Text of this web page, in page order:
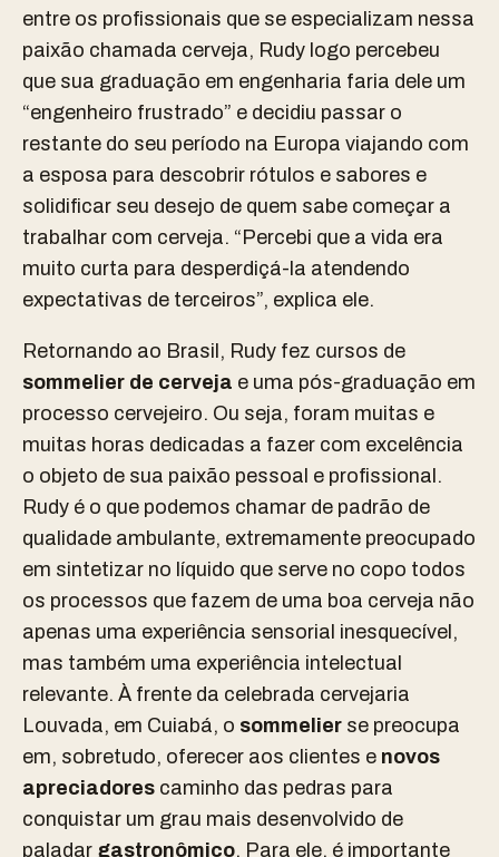
entre os profissionais que se especializam nessa
paixão chamada cerveja, Rudy logo percebeu
que sua graduação em engenharia faria dele um
“engenheiro frustrado” e decidiu passar o
restante do seu período na Europa viajando com
a esposa para descobrir rótulos e sabores e
solidificar seu desejo de quem sabe começar a
trabalhar com cerveja. “Percebi que a vida era
muito curta para desperdiçá-la atendendo
expectativas de terceiros”, explica ele.
Retornando ao Brasil, Rudy fez cursos de
sommelier de cerveja e uma pós-graduação em
processo cervejeiro. Ou seja, foram muitas e
muitas horas dedicadas a fazer com excelência
o objeto de sua paixão pessoal e profissional.
Rudy é o que podemos chamar de padrão de
qualidade ambulante, extremamente preocupado
em sintetizar no líquido que serve no copo todos
os processos que fazem de uma boa cerveja não
apenas uma experiência sensorial inesquecível,
mas também uma experiência intelectual
relevante. À frente da celebrada cervejaria
Louvada, em Cuiabá, o sommelier se preocupa
em, sobretudo, oferecer aos clientes e novos
apreciadores caminho das pedras para
conquistar um grau mais desenvolvido de
paladar gastronômico. Para ele, é importante